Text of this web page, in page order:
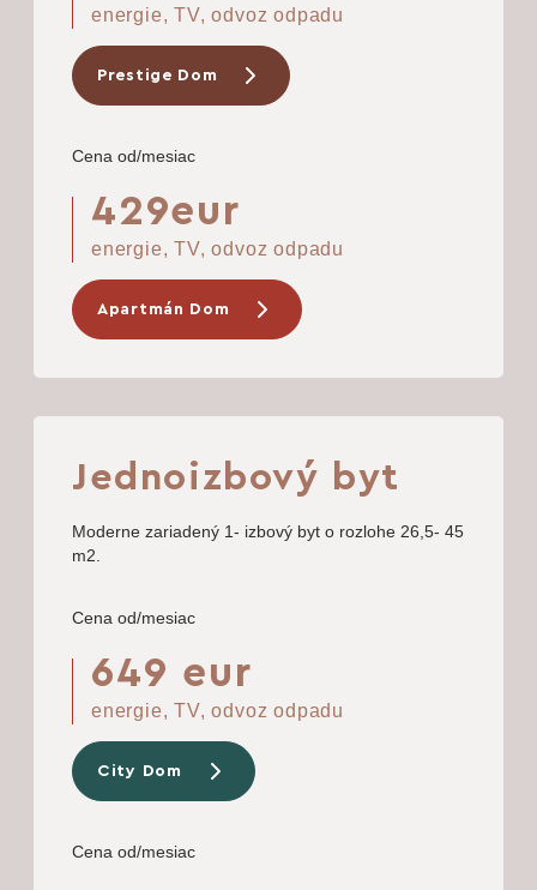
energie, TV, odvoz odpadu
Prestige Dom
Cena od/mesiac
429eur
energie, TV, odvoz odpadu
Apartmán Dom
Jednoizbový byt
Moderne zariadený 1- izbový byt o rozlohe 26,5- 45
m2.
Cena od/mesiac
649 eur
energie, TV, odvoz odpadu
City Dom
Cena od/mesiac